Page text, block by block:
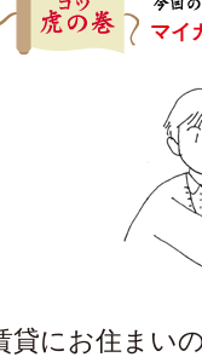
マイ
貸にお住まい